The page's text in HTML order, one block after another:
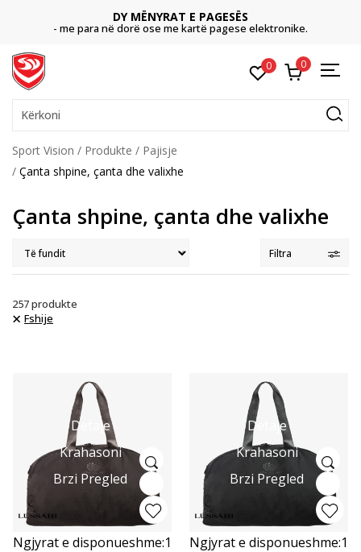
DY MËNYRAT E PAGESËS
- me para në dorë ose me kartë pagese elektronike.
0 0
Kërkoni
Sport Vision Produkte
Pajisje
Çanta shpine, çanta dhe valixhe
Çanta shpine, çanta dhe valixhe
Filtra
257produkte
Fshije
Detaje
Krahasoni
Brzi Pregled
Ngjyrat e disponueshme:1
Detaje
Krahasoni
Brzi Pregled
Ngjyrat e disponueshme:1